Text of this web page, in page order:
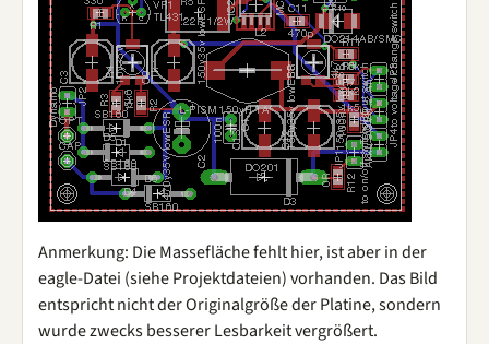
Anmerkung: Die Massefläche fehlt hier, ist aber in der
eagle-Datei (siehe Projektdateien) vorhanden. Das Bild
entspricht nicht der Originalgröße der Platine, sondern
wurde zwecks besserer Lesbarkeit vergrößert.